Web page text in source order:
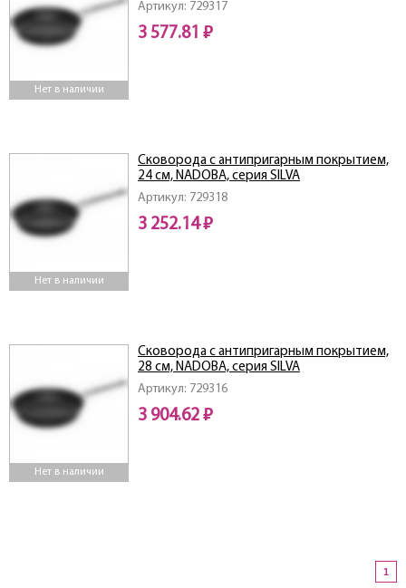
Нет в наличии
Артикул: 729317
3 577.81 ₽
Нет в наличии
Артикул: 729318
Сковорода с антипригарным покрытием,
24 см, NADOBA, серия SILVA
3 252.14 ₽
Нет в наличии
Артикул: 729316
Сковорода с антипригарным покрытием,
28 см, NADOBA, серия SILVA
3 904.62 ₽
1